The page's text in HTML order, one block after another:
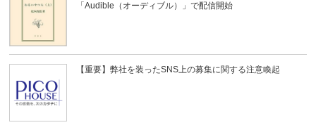
「Audible（オーディブル）」で配信開始
【重要】弊社を装ったSNS上の募集に関する注意喚起